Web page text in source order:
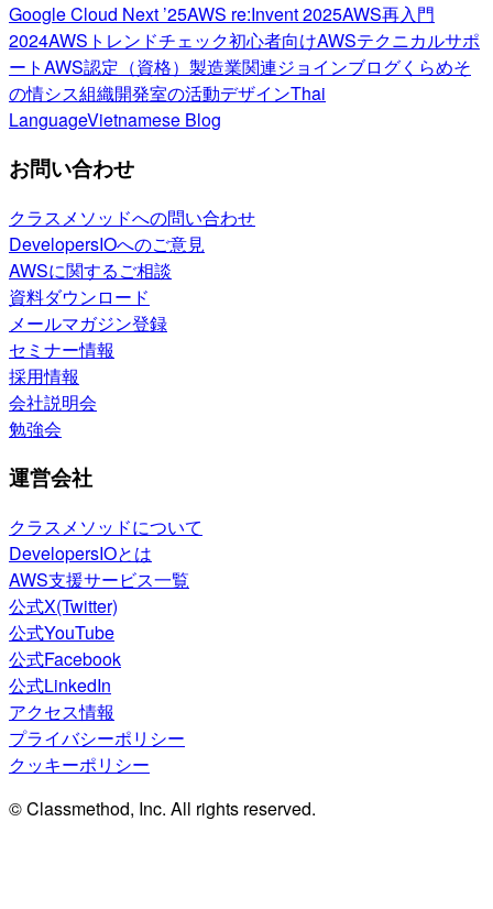
Google Cloud Next ’25AWS re:Invent 2025AWS再入門
2024AWSトレンドチェック初心者向けAWSテクニカルサポ
ートAWS認定（資格） 製造業関連ジョインブログくらめそ
の情シス組織開発室の活動デザインThai
LanguageVietnamese Blog
お問い合わせ
クラスメソッドへの問い合わせ
DevelopersIOへのご意見
AWSに関するご相談
資料ダウンロード
メールマガジン登録
セミナー情報
採用情報
会社説明会
勉強会
運営会社
クラスメソッドについて
DevelopersIOとは
AWS支援サービス一覧
公式X(Twitter)
公式YouTube
公式Facebook
公式LinkedIn
アクセス情報
プライバシーポリシー
クッキーポリシー
© Classmethod, Inc. All rights reserved.